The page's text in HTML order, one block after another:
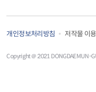
개인정보처리방침 저작물 이
Copyright＠ 2021 DONGDAEMUN-